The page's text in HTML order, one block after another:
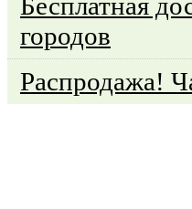
городов
Распродажа!